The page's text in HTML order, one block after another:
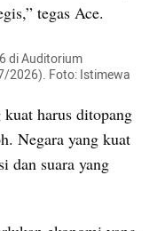
tegas Ace.
di Auditorium
2026). Foto: Istimewa
harus ditopang
Negara yang kuat
dan suara yang